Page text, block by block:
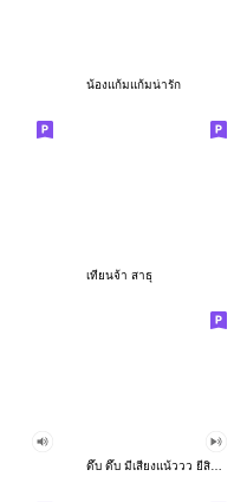
น้องแก้มแก้มน่ารัก
เทียนจ้า สาธุ
ดึ๊บ ดึ๊บ มีเสียงแน้ววว ยี่สิบสอง